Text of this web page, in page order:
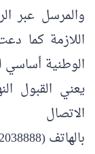
والمرسل عبر
اللازمة كما
الوطنية أساسي
يعني القبول
الاتصال
بالهاتف (